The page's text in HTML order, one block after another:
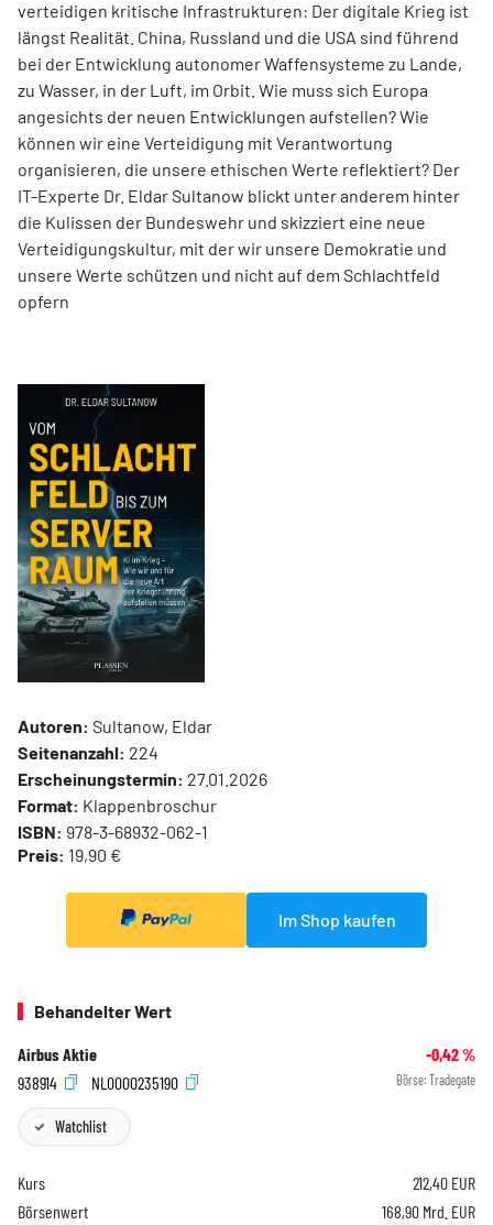
verteidigen kritische Infrastrukturen: Der digitale Krieg ist
längst Realität. China, Russland und die USA sind führend
bei der Entwicklung autonomer Waffensysteme zu Lande,
zu Wasser, in der Luft, im Orbit. Wie muss sich Europa
angesichts der neuen Entwicklungen aufstellen? Wie
können wir eine Verteidigung mit Verantwortung
organisieren, die unsere ethischen Werte reflektiert? Der
IT-Experte Dr. Eldar Sultanow blickt unter anderem hinter
die Kulissen der Bundeswehr und skizziert eine neue
Verteidigungskultur, mit der wir unsere Demokratie und
unsere Werte schützen und nicht auf dem Schlachtfeld
opfern
Autoren: Sultanow, Eldar
Seitenanzahl: 224
Erscheinungstermin: 27.01.2026
Format: Klappenbroschur
ISBN: 978-3-68932-062-1
Preis: 19,90 €
Im Shop kaufen
Behandelter Wert
Airbus Aktie -0,42%
938914
NL0000235190 Börse: Tradegate
Watchlist
Kurs 212,40 EUR
Börsenwert
168,90 Mrd. EUR